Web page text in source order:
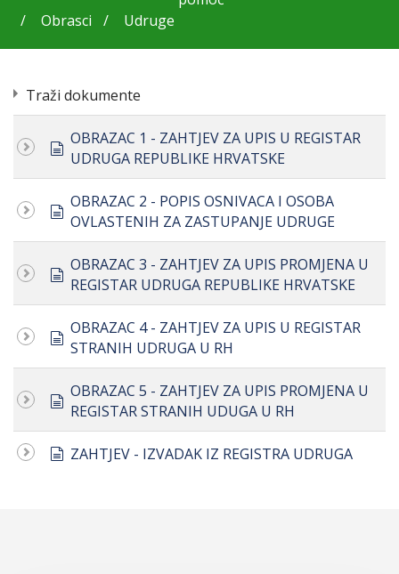
Obrasci
Udruge
Traži dokumente
document
OBRAZAC 1 - ZAHTJEV ZA UPIS U REGISTAR
UDRUGA REPUBLIKE HRVATSKE
document
OBRAZAC 2 - POPIS OSNIVACA I OSOBA
OVLASTENIH ZA ZASTUPANJE UDRUGE
document
OBRAZAC 3 - ZAHTJEV ZA UPIS PROMJENA U
REGISTAR UDRUGA REPUBLIKE HRVATSKE
document
OBRAZAC 4 - ZAHTJEV ZA UPIS U REGISTAR
STRANIH UDRUGA U RH
document
OBRAZAC 5 - ZAHTJEV ZA UPIS PROMJENA U
REGISTAR STRANIH UDUGA U RH
document
ZAHTJEV - IZVADAK IZ REGISTRA UDRUGA